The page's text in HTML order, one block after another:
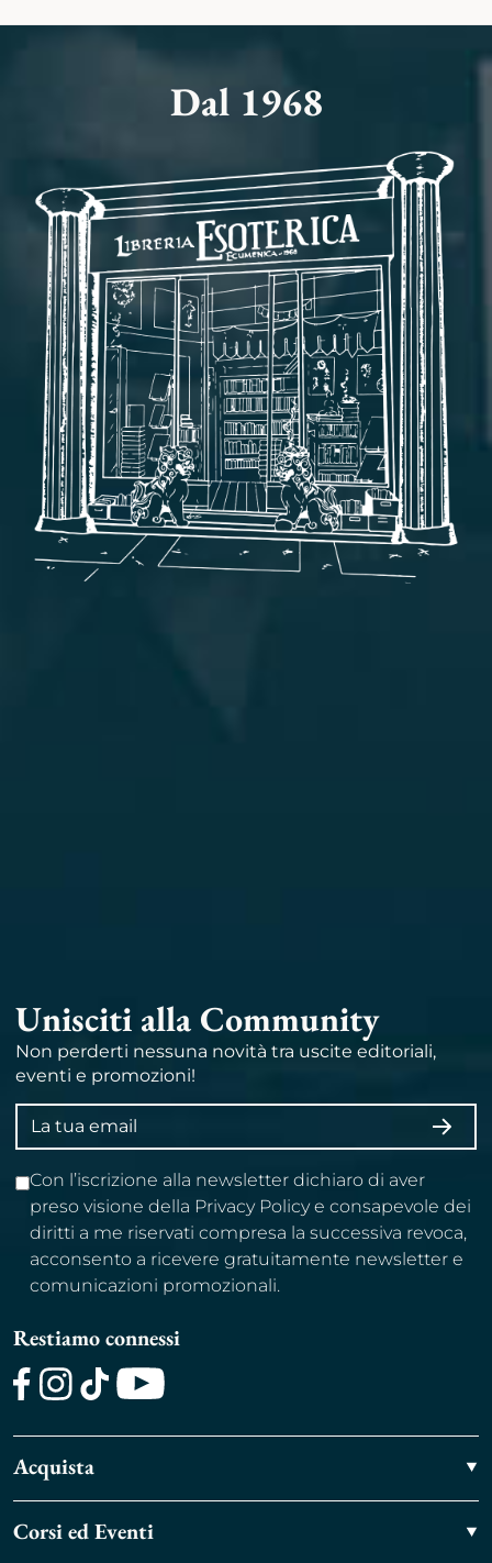
Dal 1968
Unisciti alla Community
Non perderti nessuna novità tra uscite editoriali,
eventi e promozioni!
Indirizzo
email
Con l’iscrizione alla newsletter dichiaro di aver
preso visione della Privacy Policy e consapevole dei
diritti a me riservati compresa la successiva revoca,
acconsento a ricevere gratuitamente newsletter e
comunicazioni promozionali.
Restiamo connessi
Acquista
Corsi ed Eventi